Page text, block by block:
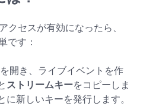
クセスが有効になったら、
です：
開き、ライブイベントを作
ストリームキーをコピーしま
に新しいキーを発行します。